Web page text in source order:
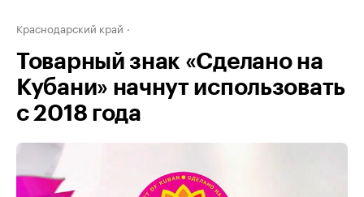
Краснодарский край
Товарный знак «Сделано на
Кубани» начнут использовать
с 2018 года